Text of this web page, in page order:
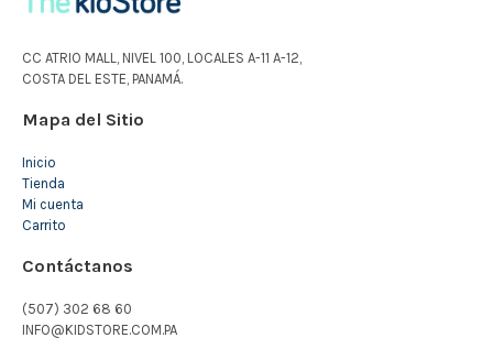
CC ATRIO MALL, NIVEL 100, LOCALES A-11 A-12,
COSTA DEL ESTE, PANAMÁ.
Mapa del Sitio
Inicio
Tienda
Mi cuenta
Carrito
Contáctanos
(507) 302 68 60
INFO@KIDSTORE.COM.PA